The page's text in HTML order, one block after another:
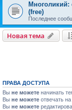
Многоликий:
(free)
Последнее
Новая тема
ПРАВА ДОСТУПА
Вы не можете начинать
Вы не можете отвечать
Вы не можете